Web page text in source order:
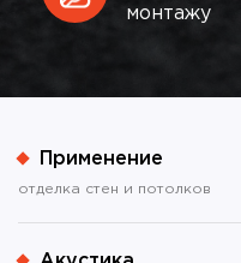
монтажу
Применение
отделка стен и потолков